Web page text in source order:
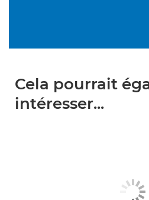
Cela pourrait
intéresser...